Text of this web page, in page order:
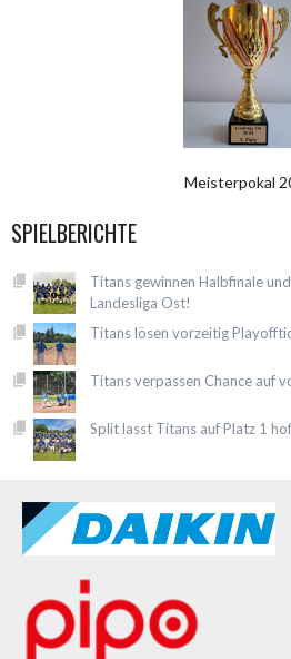
Meisterpokal
SPIELBERICHTE
Titans gewinnen Halbfinale
Landesliga Ost!
Titans lösen vorzeitig
Titans verpassen Chance auf
Split lasst Titans auf Platz 1